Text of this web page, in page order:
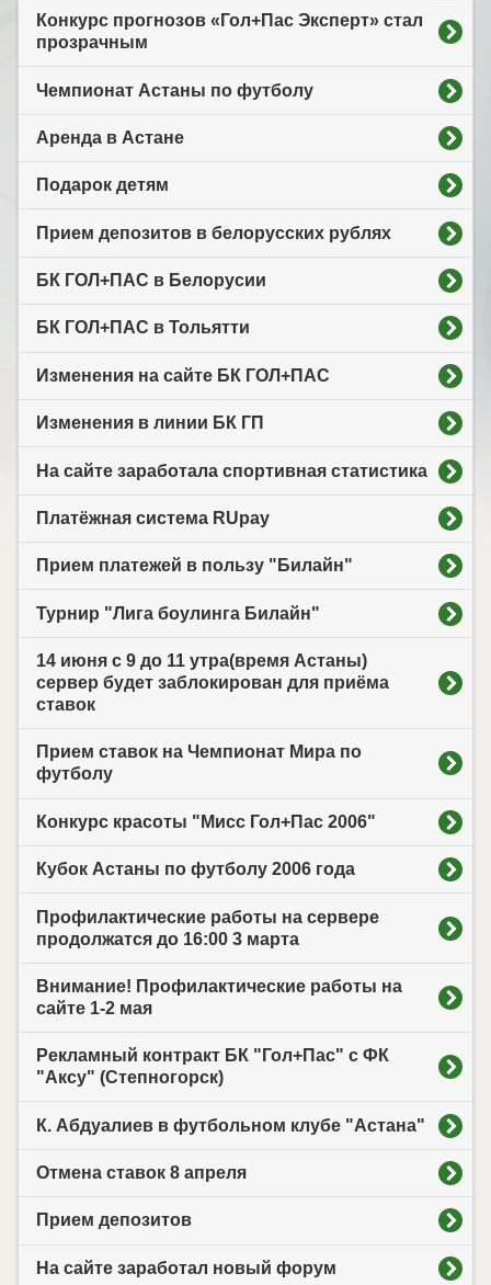
Конкурс прогнозов «Гол+Пас Эксперт» стал
прозрачным
Чемпионат Астаны по футболу
Аренда в Астане
Подарок детям
Прием депозитов в белорусских рублях
БК ГОЛ+ПАС в Белорусии
БК ГОЛ+ПАС в Тольятти
Изменения на сайте БК ГОЛ+ПАС
Изменения в линии БК ГП
На сайте заработала спортивная статистика
Платёжная система RUpay
Прием платежей в пользу "Билайн"
Турнир "Лига боулинга Билайн"
14 июня с 9 до 11 утра(время Астаны)
сервер будет заблокирован для приёма
ставок
Прием ставок на Чемпионат Мира по
футболу
Конкурс красоты "Мисс Гол+Пас 2006"
Кубок Астаны по футболу 2006 года
Профилактические работы на сервере
продолжатся до 16:00 3 марта
Внимание! Профилактические работы на
сайте 1-2 мая
Рекламный контракт БК "Гол+Пас" с ФК
"Аксу" (Степногорск)
К. Абдуалиев в футбольном клубе "Астана"
Отмена ставок 8 апреля
Прием депозитов
На сайте заработал новый форум